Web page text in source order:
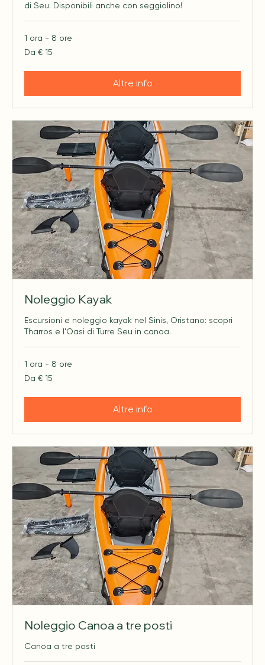
di Seu. Disponibili anche con seggiolino!
1 ora - 8 ore
Da
15
Da € 15
Altre info
Noleggio Kayak
Escursioni e noleggio kayak nel Sinis, Oristano: scopri
Tharros e l'Oasi di Turre Seu in canoa.
1 ora - 8 ore
Da
15
Da € 15
Altre info
Noleggio Canoa a tre posti
Canoa a tre posti